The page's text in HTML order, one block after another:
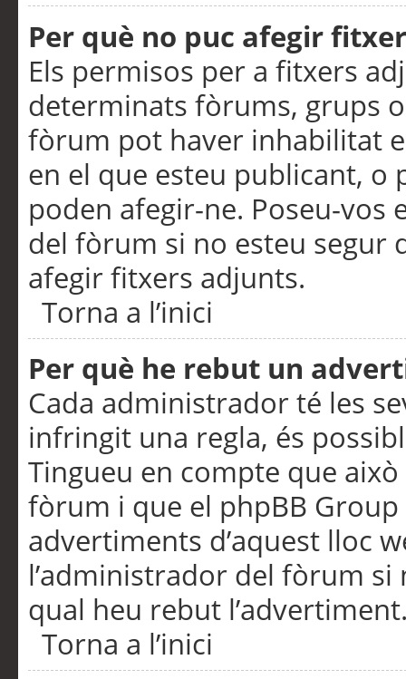
Per què no puc afegir
Els permisos per a fitxers
determinats fòrums, grups
fòrum pot haver inhabilitat
en el que esteu publicant,
poden afegir-ne. Poseu-vos
del fòrum si no esteu segur
afegir fitxers adjunts.
Torna a l’inici
Per què he rebut un
Cada administrador té les
infringit una regla, és
Tingueu en compte que
fòrum i que el phpBB
advertiments d’aquest lloc
l’administrador del fòrum
qual heu rebut
Torna a l’inici